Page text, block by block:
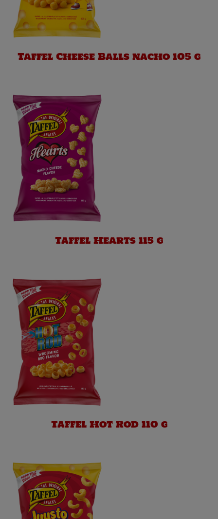
Taffel Cheese Balls nacho 105 g
Taffel Hearts 115 g
Taffel Hot Rod 110 g